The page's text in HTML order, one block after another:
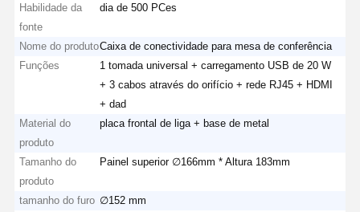
Habilidade da
fonte
dia de 500 PCes
Nome do produtoCaixa de conectividade para mesa de conferência
Funções
1 tomada universal + carregamento USB de 20 W
+ 3 cabos através do orifício + rede RJ45 + HDMI
+ dad
Material do
produto
placa frontal de liga + base de metal
Tamanho do
produto
Painel superior ∅166mm * Altura 183mm
tamanho do furo ∅152 mm